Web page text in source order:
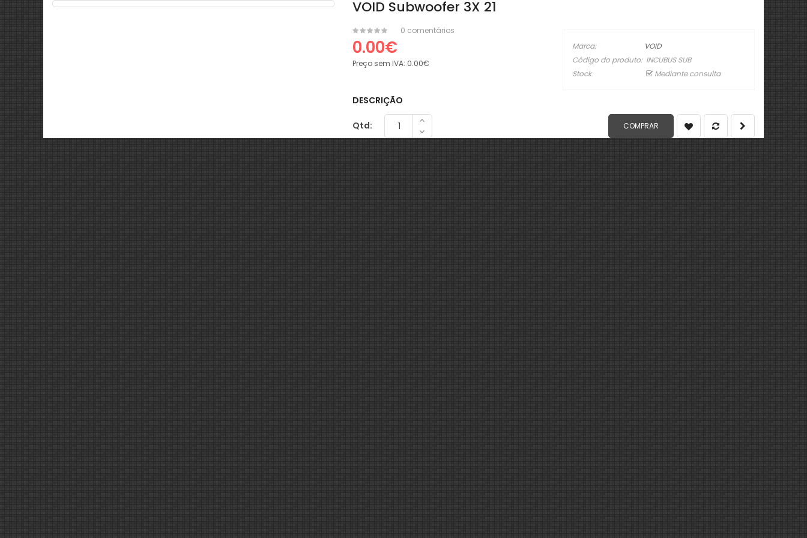
VOID Subwoofer 3X 21
0 comentários
0.00€
Preço sem IVA: 0.00€
Marca:
VOID
Código do produto: INCUBUS SUB
Stock
Mediante consulta
DESCRIÇÃO
Qtd: